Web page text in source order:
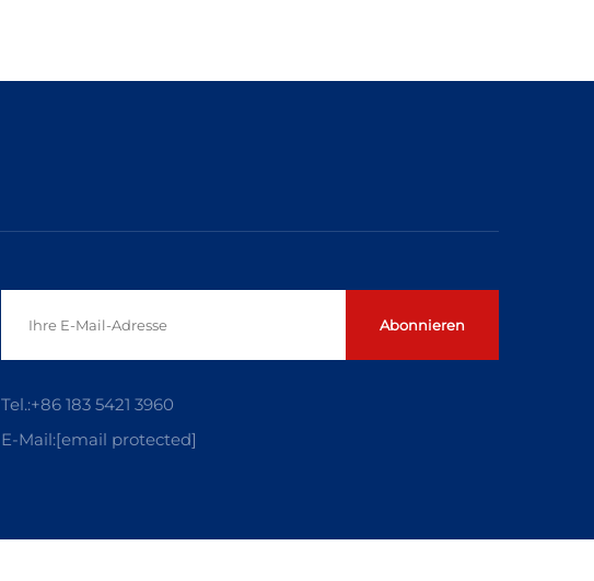
Abonnieren
Tel.:+86 183 5421 3960
E-Mail:[email protected]